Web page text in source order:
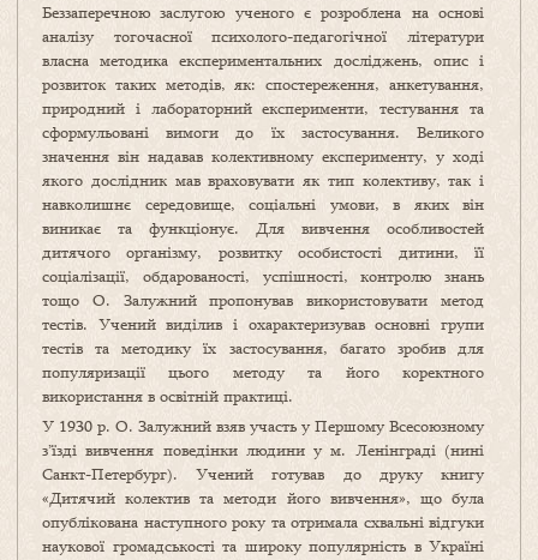
Беззаперечною заслугою ученого є розроблена на основі
аналізу тогочасної психолого-педагогічної літератури
власна методика експериментальних досліджень, опис і
розвиток таких методів, як: спостереження, анкетування,
природний і лабораторний експерименти, тестування та
сформульовані вимоги до їх застосування. Великого
значення він надавав колективному експерименту, у ході
якого дослідник мав враховувати як тип колективу, так і
навколишнє середовище, соціальні умови, в яких він
виникає та функціонує. Для вивчення особливостей
дитячого організму, розвитку особистості дитини, її
соціалізації, обдарованості, успішності, контролю знань
тощо О. Залужний пропонував використовувати метод
тестів. Учений виділив і охарактеризував основні групи
тестів та методику їх застосування, багато зробив для
популяризації цього методу та його коректного
використання в освітній практиці.
У 1930 р. О. Залужний взяв участь у Першому Всесоюзному
з’їзді вивчення поведінки людини у м. Ленінграді (нині
Санкт-Петербург). Учений готував до друку книгу
«Дитячий колектив та методи його вивчення», що була
опублікована наступного року та отримала схвальні відгуки
наукової громадськості та широку популярність в Україні